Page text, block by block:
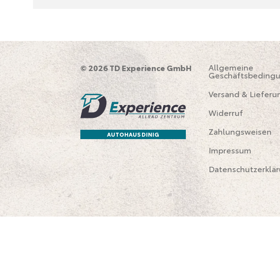
© 2026 TD Experience GmbH
AUTOHAUS DINIG
Allgemeine
Versand &
Widerruf
Zahlungsweisen
Impressum